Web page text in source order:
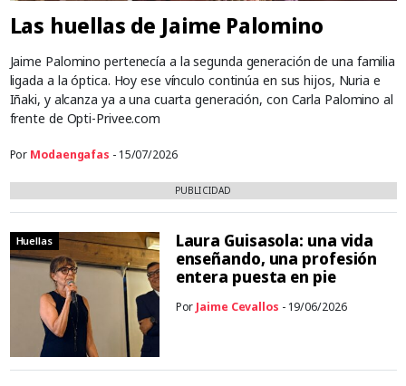
Las huellas de Jaime Palomino
Jaime Palomino pertenecía a la segunda generación de una familia
ligada a la óptica. Hoy ese vínculo continúa en sus hijos, Nuria e
Iñaki, y alcanza ya a una cuarta generación, con Carla Palomino al
frente de Opti-Privee.com
Por Modaengafas - 15/07/2026
PUBLICIDAD
Huellas
Laura Guisasola: una vida
enseñando, una profesión
entera puesta en pie
Por Jaime Cevallos - 19/06/2026